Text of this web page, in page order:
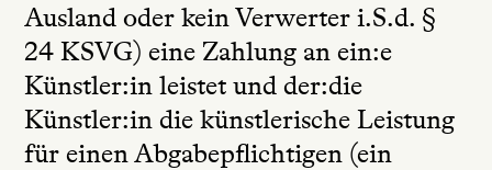
Ausland oder kein Verwerter i.S.d. §
24 KSVG) eine Zahlung an ein:e
Künstler:in leistet und der:die
Künstler:in die künstlerische Leistung
für einen Abgabepflichtigen (ein